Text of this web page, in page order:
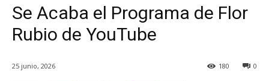
Se Acaba el Programa de Flor
Rubio de YouTube
25 junio, 2026 0
180